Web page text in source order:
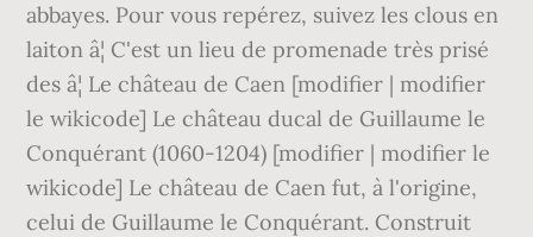
abbayes. Pour vous repérez, suivez les clous en
laiton â¦ C'est un lieu de promenade très prisé
des â¦ Le château de Caen [modifier | modifier
le wikicode] Le château ducal de Guillaume le
Conquérant (1060-1204) [modifier | modifier le
wikicode] Le château de Caen fut, à l'origine,
celui de Guillaume le Conquérant. Construit